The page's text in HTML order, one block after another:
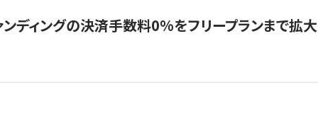
ディングの決済手数料0%をフリープランまで拡大